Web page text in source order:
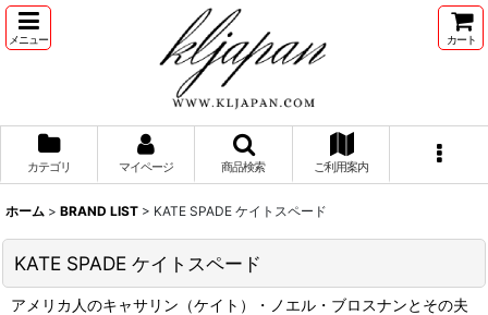
メニュー カート
カテゴリ マイページ 商品検索 ご利用案内
ホーム > BRAND LIST > KATE SPADE ケイトスペード
KATE SPADE ケイトスペード
アメリカ人のキャサリン（ケイト）・ノエル・ブロスナンとその夫